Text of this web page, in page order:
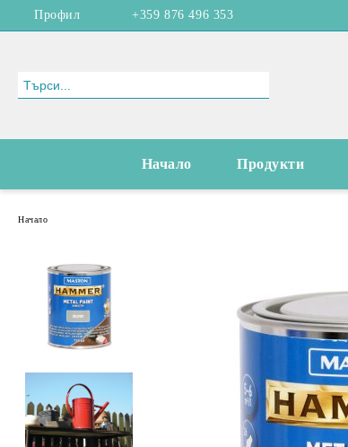
Профил +359 876 496 353
Начало Продукти
Начало